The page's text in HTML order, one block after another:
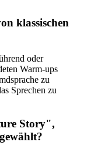
klassischen
oder
Warm-ups
zu
Sprechen zu
Story",